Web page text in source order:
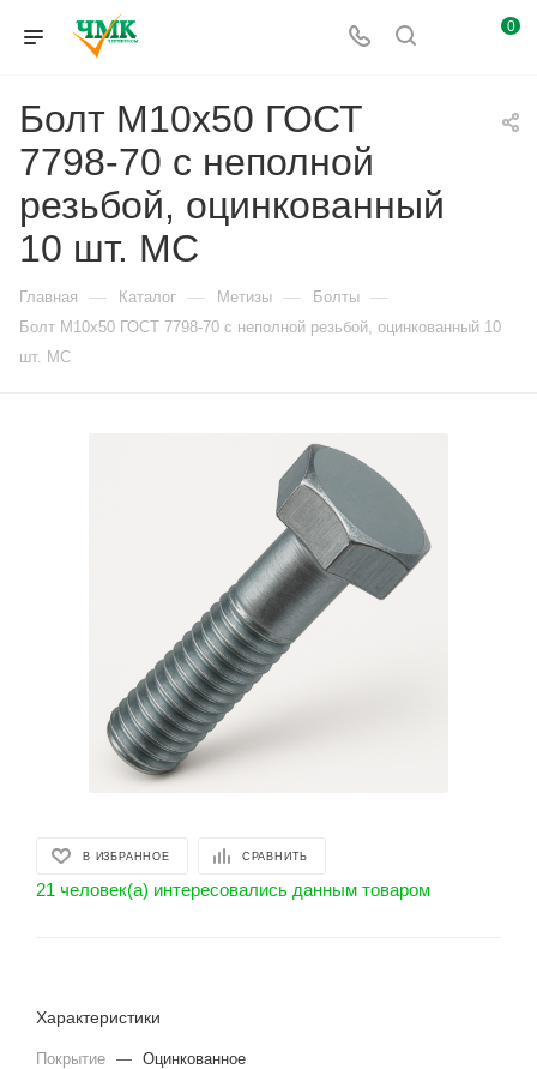
0
Болт М10x50 ГОСТ
7798-70 с неполной
резьбой, оцинкованный
10 шт. МС
Главная — Каталог — Метизы — Болты —
Болт М10x50 ГОСТ 7798-70 с неполной резьбой, оцинкованный 10
шт. МС
В ИЗБРАННОЕ СРАВНИТЬ
21 человек(а) интересовались данным товаром
Характеристики
Покрытие — Оцинкованное